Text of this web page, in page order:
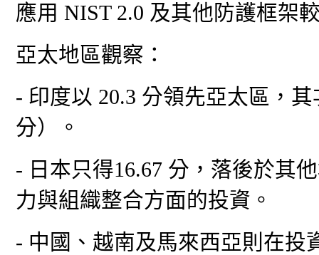
應用 NIST 2.0 及其他防護框架
亞太地區觀察：
- 印度以 20.3 分領先亞太區，
分）。
- 日本只得16.67 分，落後於其
力與組織整合方面的投資。
- 中國、越南及馬來西亞則在投